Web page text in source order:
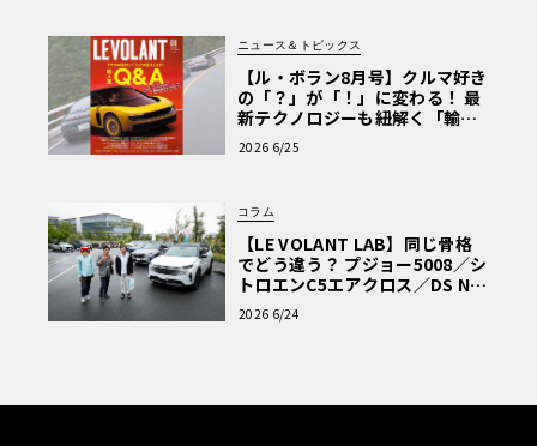
ニュース＆トピックス
【ル・ボラン8月号】クルマ好き
の「？」が「！」に変わる！ 最
新テクノロジーも紐解く「輸入
車Q&A」
2026 6/25
コラム
【LE VOLANT LAB】同じ骨格
でどう違う？ プジョー5008／シ
トロエンC5エアクロス／DS Nº4
読者一気乗りレポート
2026 6/24